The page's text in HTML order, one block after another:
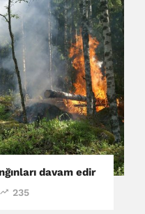
davam edir
235